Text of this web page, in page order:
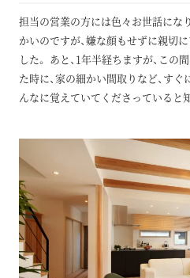
担当の営業の方には色々お世話にな
かいのですが、嫌な顔もせずに親切
した。 あと、1年半経ちますが、この
た時に、家の細かい間取りなど、す
んなに覚えていてくださっていると